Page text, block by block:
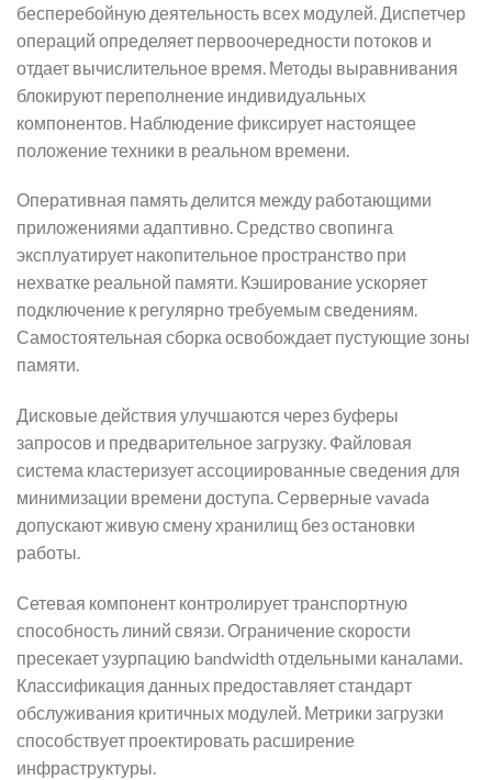
бесперебойную деятельность всех модулей. Диспетчер
операций определяет первоочередности потоков и
отдает вычислительное время. Методы выравнивания
блокируют переполнение индивидуальных
компонентов. Наблюдение фиксирует настоящее
положение техники в реальном времени.
Оперативная память делится между работающими
приложениями адаптивно. Средство свопинга
эксплуатирует накопительное пространство при
нехватке реальной памяти. Кэширование ускоряет
подключение к регулярно требуемым сведениям.
Самостоятельная сборка освобождает пустующие зоны
памяти.
Дисковые действия улучшаются через буферы
запросов и предварительное загрузку. Файловая
система кластеризует ассоциированные сведения для
минимизации времени доступа. Серверные vavada
допускают живую смену хранилищ без остановки
работы.
Сетевая компонент контролирует транспортную
способность линий связи. Ограничение скорости
пресекает узурпацию bandwidth отдельными каналами.
Классификация данных предоставляет стандарт
обслуживания критичных модулей. Метрики загрузки
способствует проектировать расширение
инфраструктуры.